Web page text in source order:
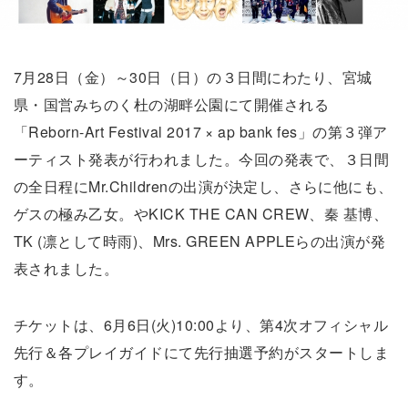
7月28日（金）～30日（日）の３日間にわたり、宮城
県・国営みちのく杜の湖畔公園にて開催される
「Reborn-Art Festival 2017 × ap bank fes」の第３弾ア
ーティスト発表が行われました。今回の発表で、３日間
の全日程にMr.Childrenの出演が決定し、さらに他にも、
ゲスの極み乙女。やKICK THE CAN CREW、秦 基博、
TK (凛として時雨)、Mrs. GREEN APPLEらの出演が発
表されました。
チケットは、6月6日(火)10:00より、第4次オフィシャル
先行＆各プレイガイドにて先行抽選予約がスタートしま
す。